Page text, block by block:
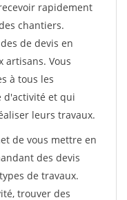
rapidement
chantiers.
de devis en
artisans. Vous
à tous les
d'activité et qui
leurs travaux.
de vous mettre en
des devis
de travaux.
trouver des